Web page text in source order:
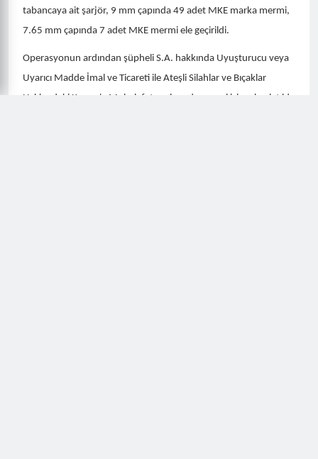
tabancaya ait şarjör, 9 mm çapında 49 adet MKE marka mermi,
7.65 mm çapında 7 adet MKE mermi ele geçirildi.
Operasyonun ardından şüpheli S.A. hakkında Uyuşturucu veya
Uyarıcı Madde İmal ve Ticareti ile Ateşli Silahlar ve Bıçaklar
Hakkındaki Kanun'a Muhalefet suçlarından yasal işlem başlatıldı.